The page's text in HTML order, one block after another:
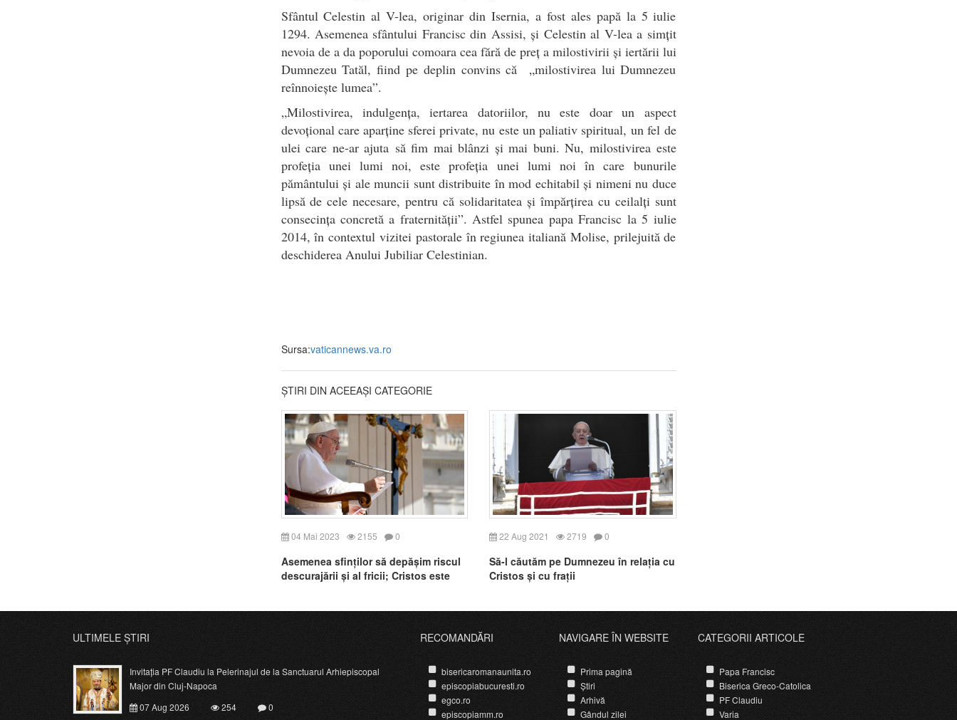
Sfântul Celestin al V-lea, originar din Isernia, a fost ales papă la 5 iulie
1294. Asemenea sfântului Francisc din Assisi, și Celestin al V-lea a simțit
nevoia de a da poporului comoara cea fără de preț a milostivirii și iertării lui
Dumnezeu Tatăl, fiind pe deplin convins că „milostivirea lui Dumnezeu
reînnoiește lumea”.
„Milostivirea, indulgența, iertarea datoriilor, nu este doar un aspect
devoțional care aparține sferei private, nu este un paliativ spiritual, un fel de
ulei care ne-ar ajuta să fim mai blânzi și mai buni. Nu, milostivirea este
profeția unei lumi noi, este profeția unei lumi noi în care bunurile
pământului și ale muncii sunt distribuite în mod echitabil și nimeni nu duce
lipsă de cele necesare, pentru că solidaritatea și împărțirea cu ceilalți sunt
consecința concretă a fraternității”. Astfel spunea papa Francisc la 5 iulie
2014, în contextul vizitei pastorale în regiunea italiană Molise, prilejuită de
deschiderea Anului Jubiliar Celestinian.
Sursa:vaticannews.va.ro
ȘTIRI DIN ACEEAȘI CATEGORIE
04 Mai 2023 2155 0
Asemenea sfinților să depășim riscul
descurajării și al fricii; Cristos este
22 Aug 2021 2719 0
Să-l căutăm pe Dumnezeu în relația cu
Cristos și cu frații
ULTIMELE ȘTIRI
Invitația PF Claudiu la Pelerinajul de la Sanctuarul Arhiepiscopal
Major din Cluj-Napoca
07 Aug 2026
254 0
RECOMANDĂRI
bisericaromanaunita.ro
episcopiabucuresti.ro
egco.ro
episcopiamm.ro
NAVIGARE ÎN WEBSITE
Prima pagină
Știri
Arhivă
Gândul zilei
CATEGORII ARTICOLE
Papa Francisc
Biserica Greco-Catolica
PF Claudiu
Varia